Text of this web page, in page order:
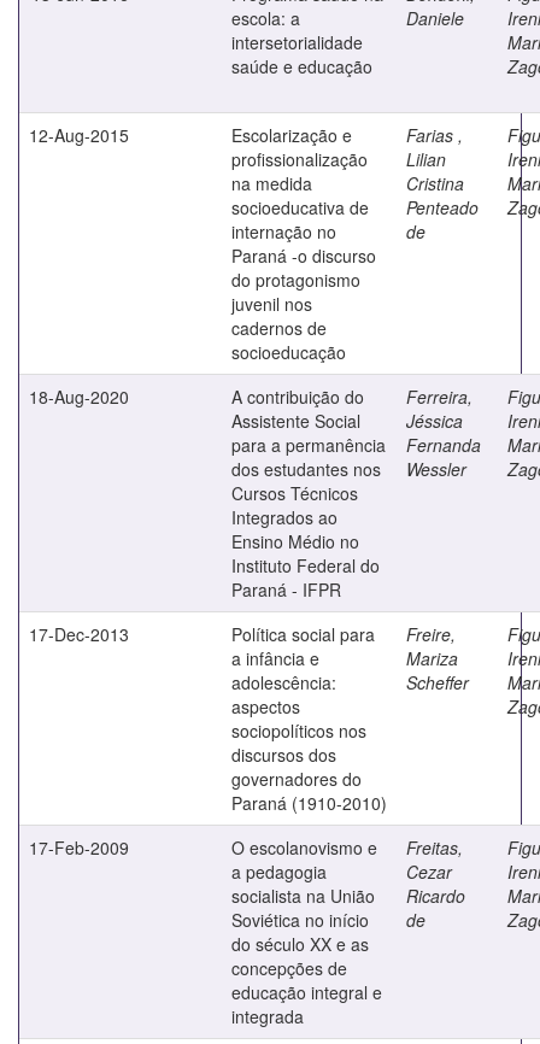
escola: a
intersetorialidade
saúde e educação
Daniele
Ireni
12-Aug-2015
Escolarização e
profissionalização
na medida
socioeducativa de
internação no
Paraná -o discurso
do protagonismo
juvenil nos
cadernos de
socioeducação
Farias ,
Lilian
Cristina
Penteado
de
Ireni
18-Aug-2020
A contribuição do
Assistente Social
para a permanência
dos estudantes nos
Cursos Técnicos
Integrados ao
Ensino Médio no
Instituto Federal do
Paraná - IFPR
Ferreira,
Jéssica
Fernanda
Wessler
Ireni
17-Dec-2013
Política social para
a infância e
adolescência:
aspectos
sociopolíticos nos
discursos dos
governadores do
Paraná (1910-2010)
Freire,
Mariza
Scheffer
Ireni
17-Feb-2009
O escolanovismo e
a pedagogia
socialista na União
Soviética no início
do século XX e as
concepções de
educação integral e
integrada
Freitas,
Cezar
Ricardo
de
Ireni